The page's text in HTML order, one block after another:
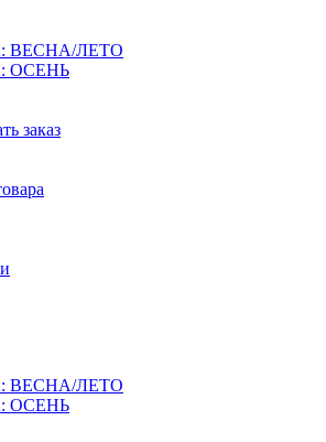
ВЕСНА/ЛЕТО
ОСЕНЬ
заказ
ВЕСНА/ЛЕТО
ОСЕНЬ